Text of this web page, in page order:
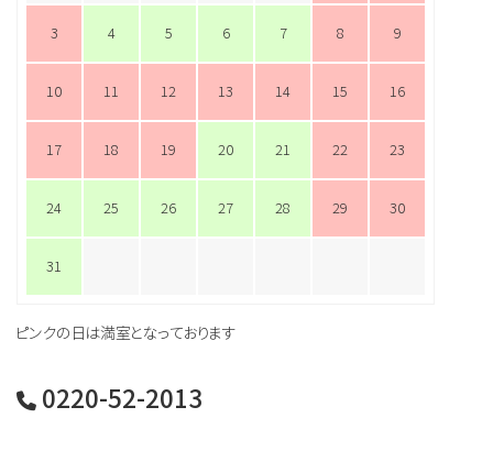
3 4 5 6 7 8 9
10 11 12 13 14 15 16
17 18 19 20 21 22 23
24 25 26 27 28 29 30
31
ピンクの日は満室となっております
0220-52-2013